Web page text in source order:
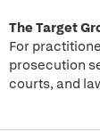
The Target
For
prosecution
courts, and